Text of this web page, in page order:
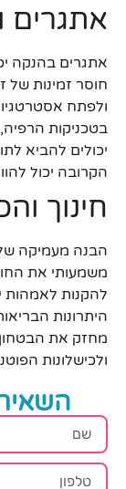
אתגרים
אתגרים בהנקה
חוסר זמינות
ולפתח
בטכניקות
יכולים להביא
הקרובה יכול
חינוך
הבנה מעמיקה
משמעותי את
להקנות לאמהות
היתרונות
מחזק את
ולכישלונות